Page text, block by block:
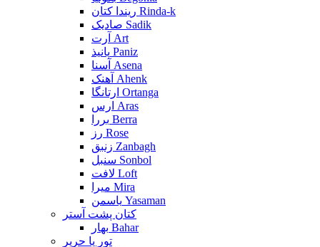
ریندا کتان Rinda-k
صادیک Sadik
آرت Art
پانیذ Paniz
آسنا Asena
آهنک Ahenk
ارتانگا Ortanga
ارس Aras
بررا Berra
رز Rose
زنبق Zanbagh
سنبل Sonbol
لافت Loft
میرا Mira
یاسمن Yasaman
کتان پشت آستر
بهار Bahar
تور یا حریر